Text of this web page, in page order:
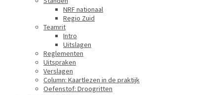
NRF nationaal
Regio Zuid
Teamrit
Intro
Uitslagen
Reglementen
Uitspraken
Verslagen
Column: Kaartlezen in de praktijk
Oefenstof: Droogritten